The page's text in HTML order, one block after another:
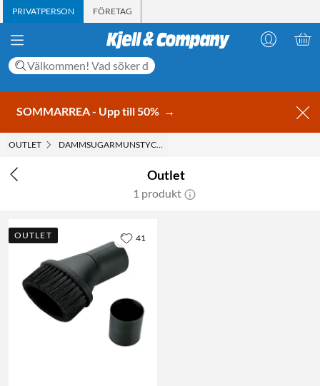
PRIVATPERSON FÖRETAG
SOMMARREA - Upp till 50% →
OUTLET DAMMSUGARMUNSTYCKE
Outlet
1 produkt
OUTLET 41